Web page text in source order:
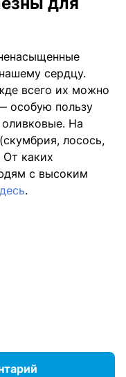
сердцу.
всего их можно
особую пользу
На
лосось,
От каких
с высоким
.